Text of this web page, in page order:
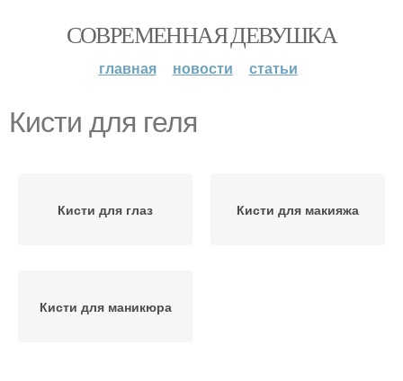
СОВРЕМЕННАЯ ДЕВУШКА
главная новости статьи
Кисти для геля
Кисти для глаз Кисти для макияжа
Кисти для маникюра